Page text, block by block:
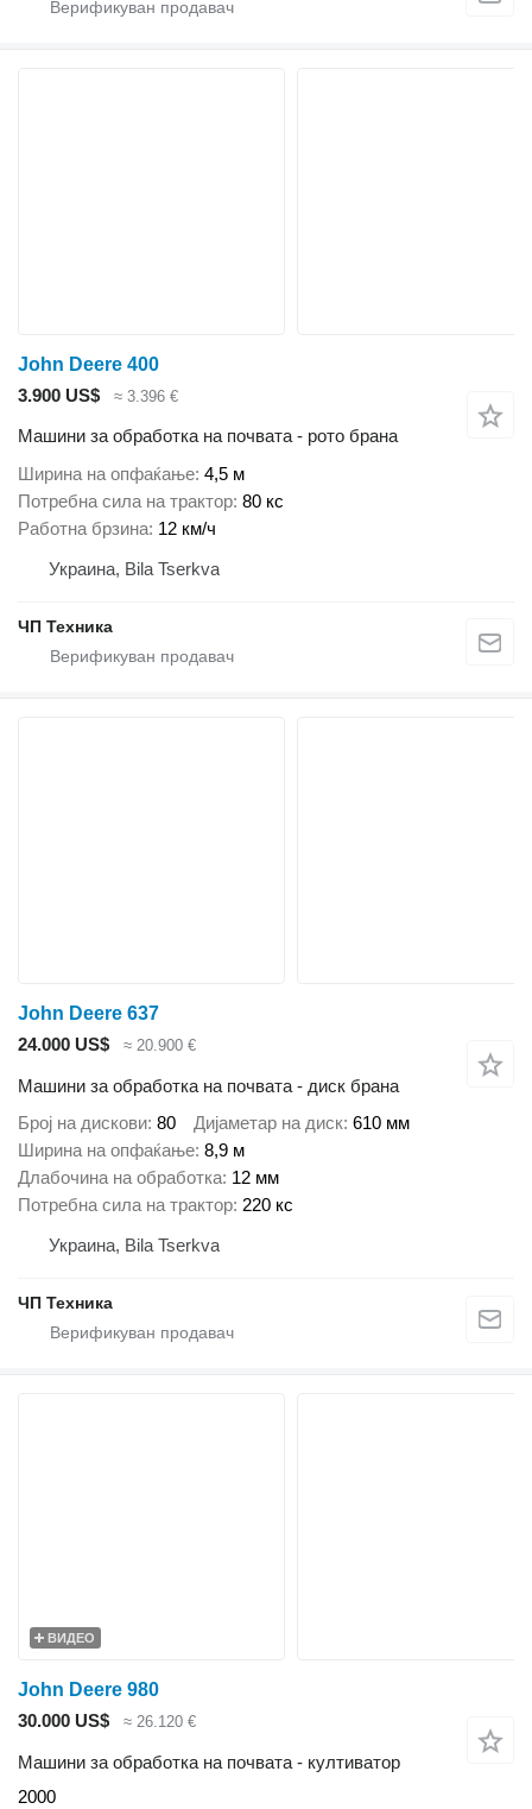
John Deere 400
3.900 US$
≈ 3.396 €
Машини за обработка на почвата - рото брана
Ширина на опфаќање 4,5 м
Потребна сила на трактор 80 кс
Работна брзина 12 км/ч
Украина, Bila Tserkva
ЧП Техника
John Deere 637
24.000 US$
≈ 20.900 €
Машини за обработка на почвата - диск брана
Број на дискови 80 Дијаметар на диск 610 мм
Ширина на опфаќање 8,9 м
Длабочина на обработка 12 мм
Потребна сила на трактор 220 кс
Украина, Bila Tserkva
ЧП Техника
ВИДЕО
John Deere 980
30.000 US$
≈ 26.120 €
Машини за обработка на почвата - култиватор
2000